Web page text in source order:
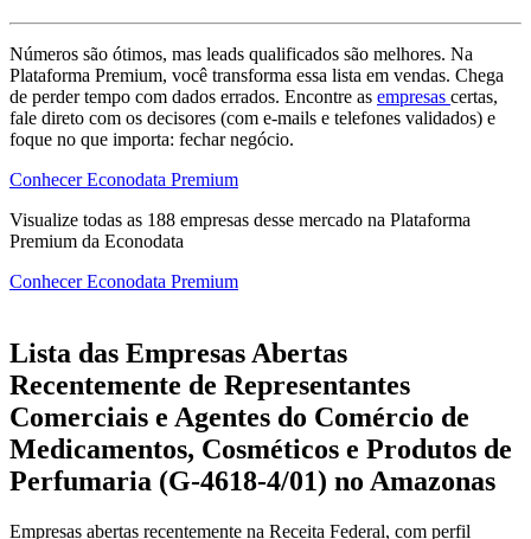
Números são ótimos, mas leads qualificados são melhores. Na
Plataforma Premium, você transforma essa lista em vendas. Chega
de perder tempo com dados errados. Encontre as empresas certas,
fale direto com os decisores (com e-mails e telefones validados) e
foque no que importa: fechar negócio.
Conhecer Econodata Premium
Visualize todas as 188 empresas desse mercado na Plataforma
Premium da Econodata
Conhecer Econodata Premium
Lista das Empresas Abertas
Recentemente de Representantes
Comerciais e Agentes do Comércio de
Medicamentos, Cosméticos e Produtos de
Perfumaria (G-4618-4/01) no Amazonas
Empresas abertas recentemente na Receita Federal, com perfil